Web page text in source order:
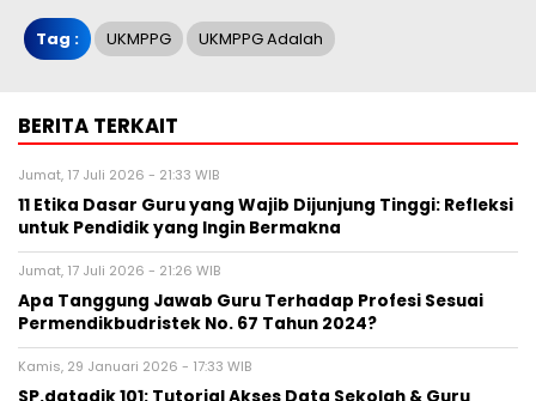
Tag : UKMPPG UKMPPG Adalah
BERITA TERKAIT
Jumat, 17 Juli 2026 - 21:33 WIB
11 Etika Dasar Guru yang Wajib Dijunjung Tinggi: Refleksi
untuk Pendidik yang Ingin Bermakna
Jumat, 17 Juli 2026 - 21:26 WIB
Apa Tanggung Jawab Guru Terhadap Profesi Sesuai
Permendikbudristek No. 67 Tahun 2024?
Kamis, 29 Januari 2026 - 17:33 WIB